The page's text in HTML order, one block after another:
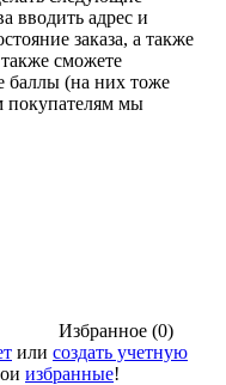
вводить адрес и
заказа, а также
сможете
баллы (на них тоже
покупателям мы
Избранное (0)
или создать учетную
избранные!